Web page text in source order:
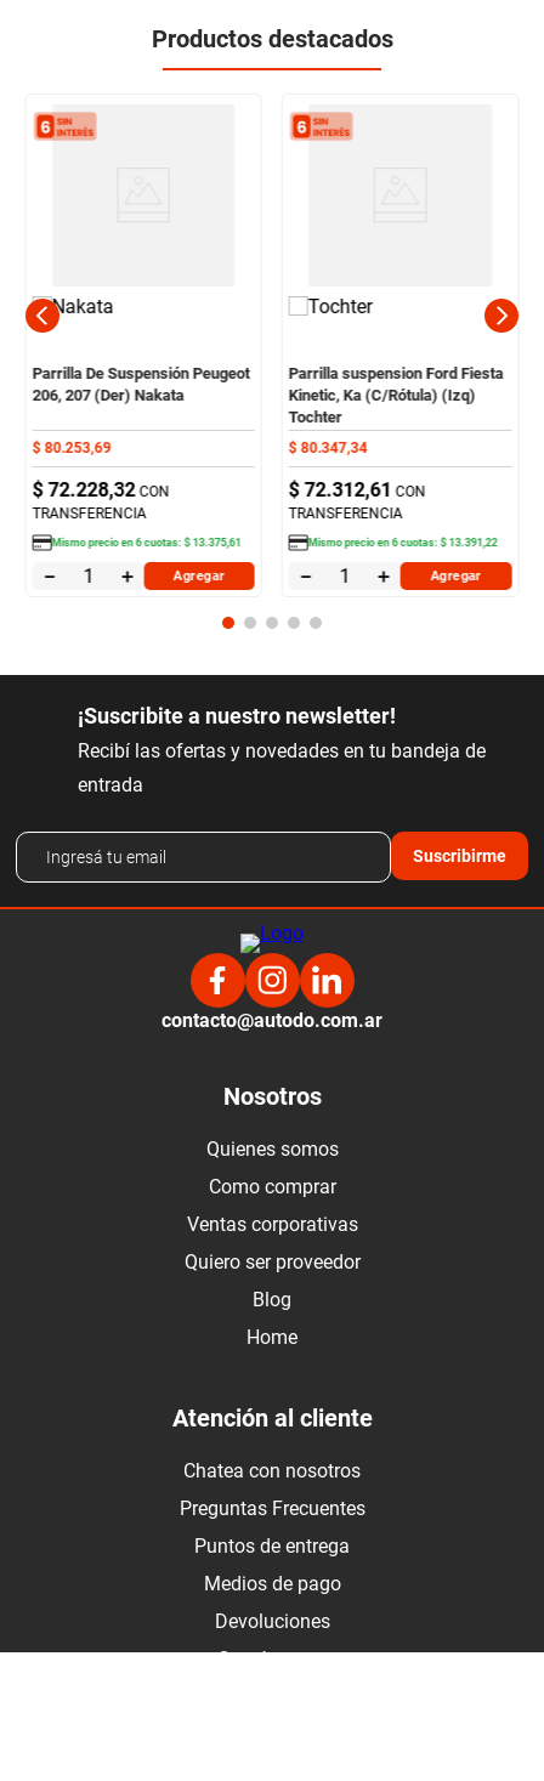
Productos destacados
Parrilla De Suspensión Peugeot
206, 207 (Der) Nakata
$ 80.253,69
$ 72.228,32 CON
TRANSFERENCIA
Mismo precio en6cuotas:$ 13.375,61
＋
－ Agregar
Parrilla suspension Ford Fiesta
Kinetic, Ka (C/Rótula) (Izq)
Tochter
$ 80.347,34
$ 72.312,61 CON
TRANSFERENCIA
Mismo precio en6cuotas:$ 13.391 ,22
＋
－ Agregar
¡Suscribite a nuestro newsletter!
Recibí las ofertas y novedades en tu bandeja de
entrada
Suscribirme
contacto@autodo.com.ar
Nosotros
Quienes somos
Como comprar
Ventas corporativas
Quiero ser proveedor
Blog
Home
Atención al cliente
Chatea con nosotros
Preguntas Frecuentes
Puntos de entrega
Medios de pago
Devoluciones
Contáctanos